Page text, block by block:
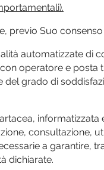
previo Suo consenso
automatizzate di
operatore e
grado di
consultazione,
a garantire,
dichiarate.